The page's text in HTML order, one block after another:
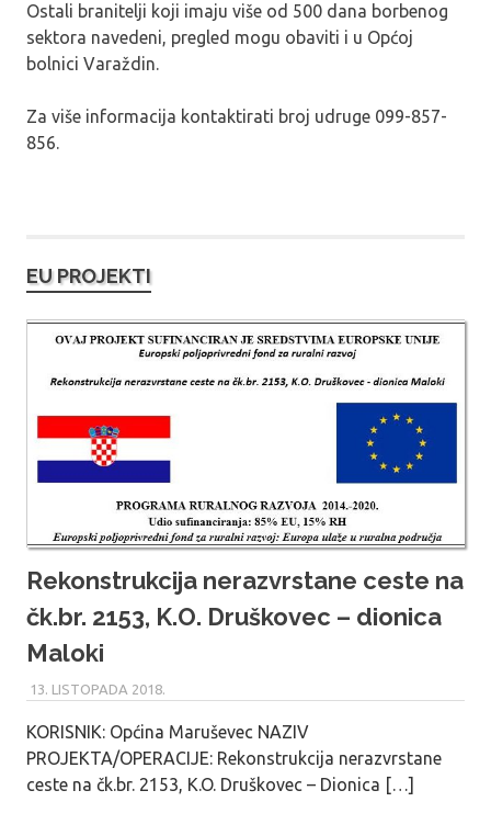
Ostali branitelji koji imaju više od 500 dana borbenog
sektora navedeni, pregled mogu obaviti i u Općoj
bolnici Varaždin.
Za više informacija kontaktirati broj udruge 099-857-
856.
EU PROJEKTI
Rekonstrukcija nerazvrstane ceste na
čk.br. 2153, K.O. Druškovec – dionica
Maloki
13. LISTOPADA 2018.
KORISNIK: Općina Maruševec NAZIV
PROJEKTA/OPERACIJE: Rekonstrukcija nerazvrstane
ceste na čk.br. 2153, K.O. Druškovec – Dionica […]